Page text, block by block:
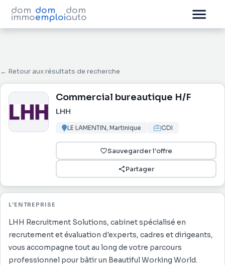
dom
immo
dom
emploi
dom
auto
← Retour aux résultats de recherche
Commercial bureautique H/F
LHH
LE LAMENTIN, Martinique CDI
Sauvegarder l'offre
Partager
L'ENTREPRISE
LHH Recruitment Solutions, cabinet spécialisé en
recrutement et évaluation d'experts, cadres et dirigeants,
vous accompagne tout au long de votre parcours
professionnel pour bâtir un Beautiful Working World.